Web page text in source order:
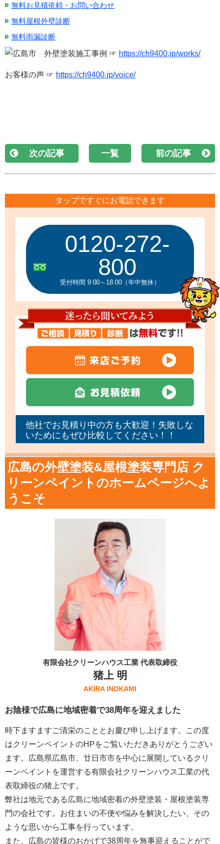
無料お見積依頼・お問い合わせ
無料屋根外壁診断
無料雨漏診断
施工事例 ☞ https://ch9400.jp/works/
お客様の声 ☞ https://ch9400.jp/voice/
次の記事 一覧 前の記事
タップですぐにお電話できます
0120-272-
800
受付時間 9:00～18:00（年中無休）
他社でお見積り中の方も大歓迎！失敗しな
いためにもぜひ比較してください！！
広島の外壁塗装&屋根塗装専門店 ク
リーンペイントのホームページへよ
うこそ
有限会社クリーンハウス工業 代表取締役
猪上 明
AKIRA INOKAMI
お陰様で広島に地域密着で38周年を迎えました
時下ますますご清栄のこととお慶び申し上げます。この度
はクリーンペイントのHPをご覧いただきありがとうござい
ます。広島県広島市、廿日市市を中心に展開しているクリ
ーンペイントを運営する有限会社クリーンハウス工業の代
表取締役の猪上です。
弊社は地元である広島に地域密着の外壁塗装・屋根塗装専
門の会社です。お住まいの不便や悩みを解決したい、その
ような思いから工事を行っています。
また、広島の皆様のおかげで38周年を無事迎えることがで